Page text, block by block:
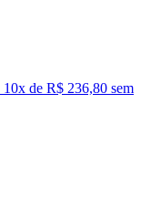
10x de R$ 236,80 sem